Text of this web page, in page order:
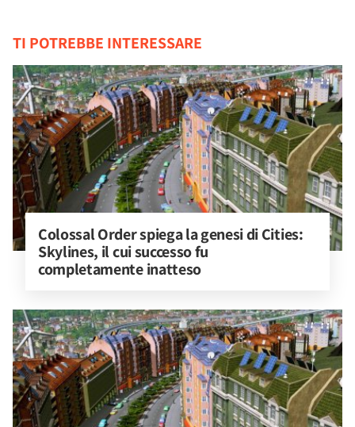
TI POTREBBE INTERESSARE
Colossal Order spiega la genesi di Cities:
Skylines, il cui successo fu
completamente inatteso